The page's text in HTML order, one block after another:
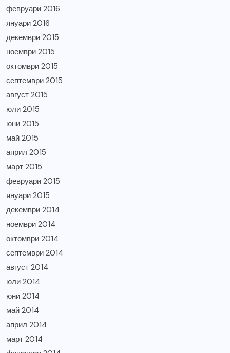
февруари 2016
януари 2016
декември 2015
ноември 2015
октомври 2015
септември 2015
август 2015
юли 2015
юни 2015
май 2015
април 2015
март 2015
февруари 2015
януари 2015
декември 2014
ноември 2014
октомври 2014
септември 2014
август 2014
юли 2014
юни 2014
май 2014
април 2014
март 2014